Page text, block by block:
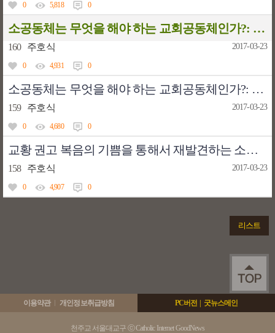
0 5,818 0
소공동체는 무엇을 해야 하는 교회공동체인가?: 복음화 사목 분야의 시각을 통해 재발견하는 소공동체
160 주호식 2017-03-23
0 4,931 0
소공동체는 무엇을 해야 하는 교회공동체인가?: 여러 사목 분야의 시각을 통해 재발견하는 소공동체
159 주호식 2017-03-23
0 4,680 0
교황 권고 복음의 기쁨을 통해서 재발견하는 소공동체
158 주호식 2017-03-23
0 4,907 0
리스트
이용약관 개인정보취급방침 PC버전 굿뉴스메인
천주교 서울대교구 ⓒ Catholic Internet GoodNews